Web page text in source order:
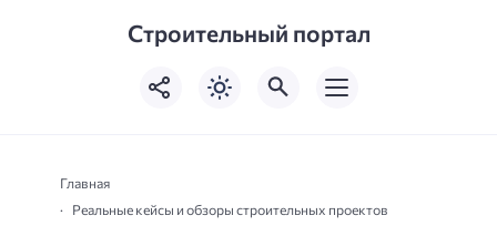
Строительный портал
Главная
Реальные кейсы и обзоры строительных проектов